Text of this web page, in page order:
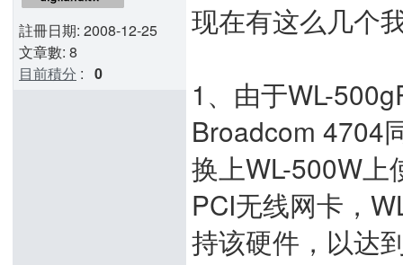
註冊日期: 2008-12-25
文章數: 8
目前積分 : 0
现在有这么几个
1、由于WL-
Broadcom 4704
换上WL-500W
PCI无线网卡，
持该硬件，以达